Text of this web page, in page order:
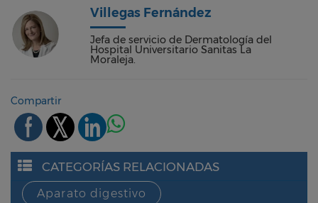
Villegas Fernández
Jefa de servicio de Dermatología del
Hospital Universitario Sanitas La
Moraleja.
Compartir
CATEGORÍAS RELACIONADAS
Aparato digestivo